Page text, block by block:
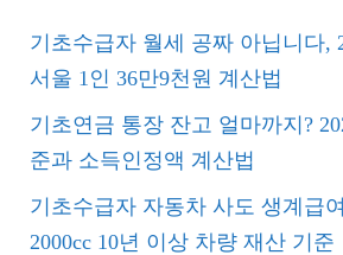
기초수급자 월세 공짜 아닙니다,
서울 1인 36만9천원 계산법
기초연금 통장 잔고 얼마까지?
준과 소득인정액 계산법
기초수급자 자동차 사도 생계급
2000cc 10년 이상 차량 재산 기준